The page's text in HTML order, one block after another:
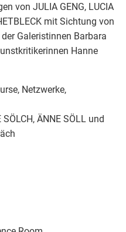
von JULIA GENG, LUCIA
mit Sichtung von
Galeristinnen Barbara
Hanne
Netzwerke,
SÖLCH, ÄNNE SÖLL und